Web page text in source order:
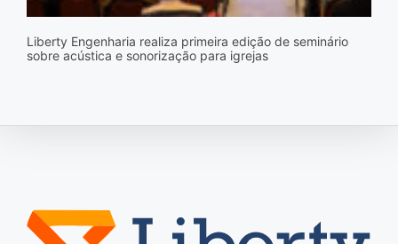
Liberty Engenharia realiza primeira edição de seminário
sobre acústica e sonorização para igrejas